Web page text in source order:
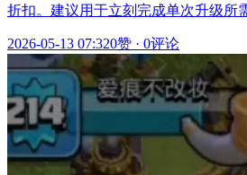
折扣。建议用于立刻完成单次升级所
2026-05-13 07:320赞 · 0评论